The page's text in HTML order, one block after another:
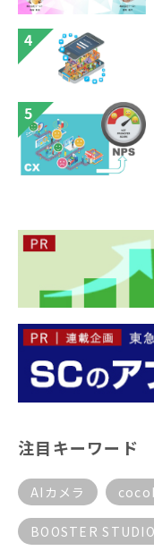
注目キーワード
AIカメラ
BOOSTER